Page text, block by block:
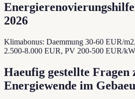
2026
Klimabonus: Daemmung 30-60 EUR/
2.500-8.000 EUR, PV 200-500 EUR/
Haeufig gestellte Fragen
Energiewende im